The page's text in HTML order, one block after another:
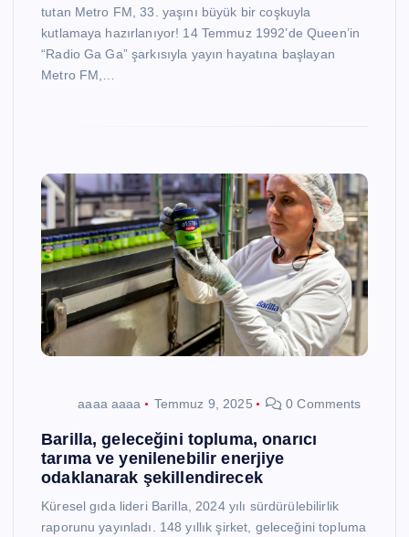
tutan Metro FM, 33. yaşını büyük bir coşkuyla
kutlamaya hazırlanıyor! 14 Temmuz 1992’de Queen’in
“Radio Ga Ga” şarkısıyla yayın hayatına başlayan
Metro FM,…
aaaa aaaa Temmuz 9, 2025 0 Comments
Barilla, geleceğini topluma, onarıcı
tarıma ve yenilenebilir enerjiye
odaklanarak şekillendirecek
Küresel gıda lideri Barilla, 2024 yılı sürdürülebilirlik
raporunu yayınladı. 148 yıllık şirket, geleceğini topluma